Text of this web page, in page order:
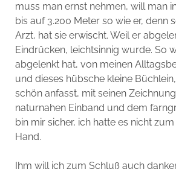
muss man ernst nehmen, will man
bis auf 3.200 Meter so wie er, denn
Arzt, hat sie erwischt. Weil er
Eindrücken, leichtsinnig wurde. So
abgelenkt hat, von meinen
und dieses hübsche kleine
schön anfasst, mit seinen
naturnahen Einband und dem
bin mir sicher, ich hatte es nicht
Hand.
Ihm will ich zum Schluß auch